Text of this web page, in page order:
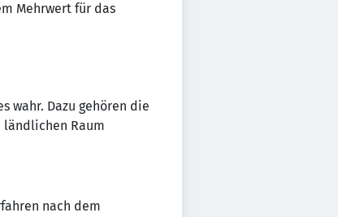
Mehrwert für das
wahr. Dazu gehören die
ländlichen Raum
nach dem